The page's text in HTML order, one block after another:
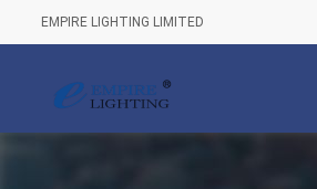
EMPIRE LIGHTING LIMITED